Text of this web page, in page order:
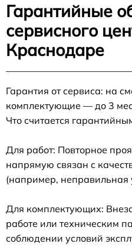
Гарантийные
сервисного
Краснодаре
Гарантия от сервиса: на
комплектующие — до 3
Что считается
Для работ: Повторное
напрямую связан с
(например, неправильная
Для комплектующих:
работе или техническим
соблюдении условий